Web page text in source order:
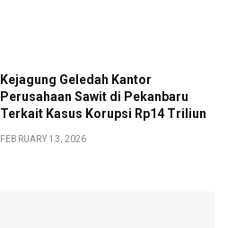
Kejagung Geledah Kantor
Perusahaan Sawit di Pekanbaru
Terkait Kasus Korupsi Rp14 Triliun
FEBRUARY 13, 2026